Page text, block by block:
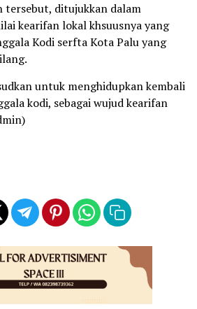
tersebut, ditujukkan dalam
kearifan lokal khsuusnya yang
Kodi serfta Kota Palu yang
untuk menghidupkan kembali
kodi, sebagai wujud kearifan